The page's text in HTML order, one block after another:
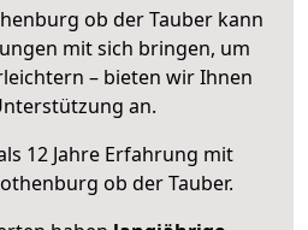
ob der Tauber kann
mit sich bringen, um
– bieten wir Ihnen
an.
12 Jahre Erfahrung mit
ob der Tauber.